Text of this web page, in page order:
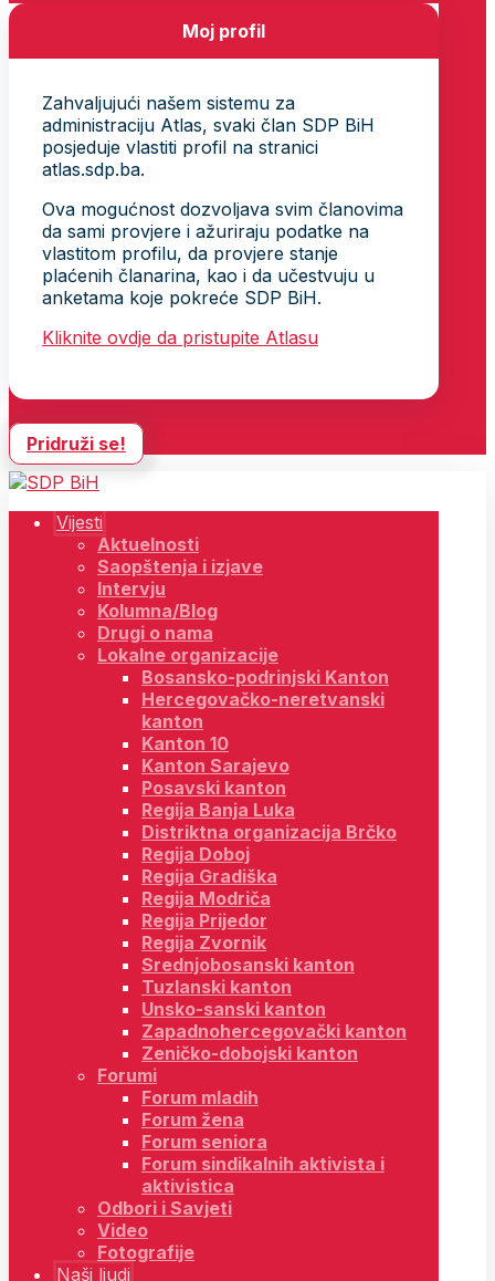
Moj profil
Zahvaljujući našem sistemu za
administraciju Atlas, svaki član SDP BiH
posjeduje vlastiti profil na stranici
atlas.sdp.ba.
Ova mogućnost dozvoljava svim članovima
da sami provjere i ažuriraju podatke na
vlastitom profilu, da provjere stanje
plaćenih članarina, kao i da učestvuju u
anketama koje pokreće SDP BiH.
Kliknite ovdje da pristupite Atlasu
Pridruži se!
Vijesti
Aktuelnosti
Saopštenja i izjave
Intervju
Kolumna/Blog
Drugi o nama
Lokalne organizacije
Bosansko-podrinjski Kanton
Hercegovačko-neretvanski
kanton
Kanton 10
Kanton Sarajevo
Posavski kanton
Regija Banja Luka
Distriktna organizacija Brčko
Regija Doboj
Regija Gradiška
Regija Modriča
Regija Prijedor
Regija Zvornik
Srednjobosanski kanton
Tuzlanski kanton
Unsko-sanski kanton
Zapadnohercegovački kanton
Zeničko-dobojski kanton
Forumi
Forum mladih
Forum žena
Forum seniora
Forum sindikalnih aktivista i
aktivistica
Odbori i Savjeti
Video
Fotografije
Naši ljudi